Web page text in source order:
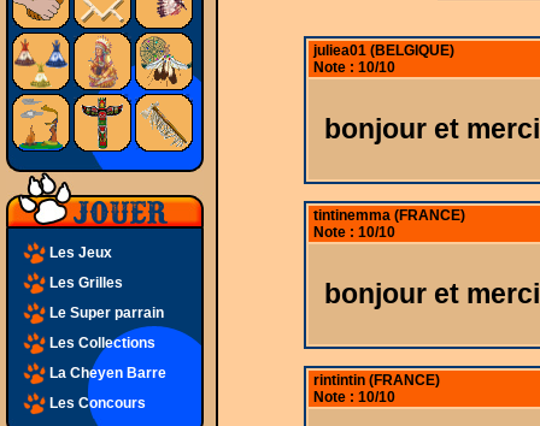
Les Jeux
Les Grilles
Le Super parrain
Les Collections
La Cheyen Barre
Les Concours
juliea01 (BELGIQUE)
Note : 10/10
bonjour et
tintinemma (FRANCE)
Note : 10/10
bonjour et
rintintin (FRANCE)
Note : 10/10